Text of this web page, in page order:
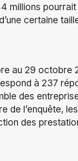
millions
certaine
au 29 octobre
à 237
des
de l’enquête,
des